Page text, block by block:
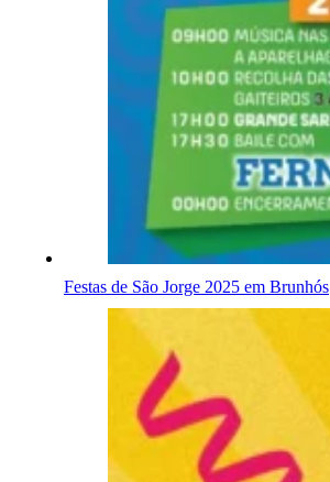
Festas de São Jorge 2025 em Brunhós